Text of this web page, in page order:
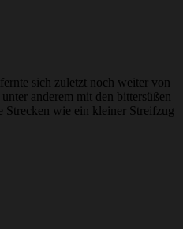
sich zuletzt noch weiter von
anderem mit den bittersüßen
Strecken wie ein kleiner Streifzug